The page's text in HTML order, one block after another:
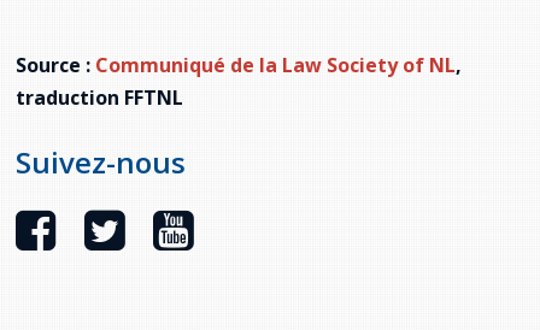
Source : Communiqué de la Law Society of NL,
traduction FFTNL
Suivez-nous